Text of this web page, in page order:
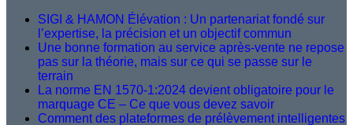
SIGI & HAMON Élévation : Un partenariat fondé sur
l’expertise, la précision et un objectif commun
Une bonne formation au service après-vente ne repose
pas sur la théorie, mais sur ce qui se passe sur le
terrain
La norme EN 1570-1:2024 devient obligatoire pour le
marquage CE – Ce que vous devez savoir
Comment des plateformes de prélèvement intelligentes